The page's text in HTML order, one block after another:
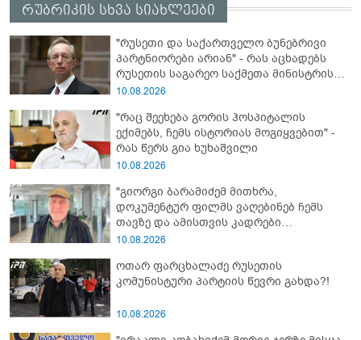
რუბრიკის სხვა სიახლეები
"რუსეთი და საქართველო ბუნებრივი
პარტნიორები არიან" - რას აცხადებს
რუსეთის საგარეო საქმეთა მინისტრის
მოადგილე?
10.08.2026
"რაც შეეხება გორის ჰოსპიტალის
ექიმებს, ჩემს ისტორიას მოგიყვებით" -
რას წერს გია ხუხაშვილი
10.08.2026
"გიორგი ბარამიძემ მითხრა,
დოკუმენტურ ფილმს ვაღებინებ ჩემს
თავზე და ამისთვის კადრები
მჭირდებაო... თურმე ამიტომ დაჰყავდა
ომი ვეტერანი მალხაზ თოფურია
10.08.2026
ოთარ ფარცხალაძე რუსეთის
კომუნისტური პარტიის წევრი გახდა?!
10.08.2026